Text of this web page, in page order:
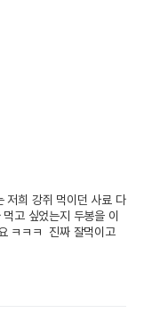
저희 강쥐 먹이던 사료 다
고 싶었는지 두봉을 이
ㅋㅋㅋ  진짜 잘먹이고